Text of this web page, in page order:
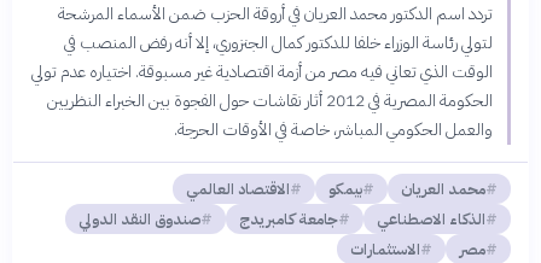
تردد اسم الدكتور محمد العريان في أروقة الحزب ضمن الأسماء المرشحة
لتولي رئاسة الوزراء خلفا للدكتور كمال الجنزوري، إلا أنه رفض المنصب في
الوقت الذي تعاني فيه مصر من أزمة اقتصادية غير مسبوقة. اختياره عدم تولي
الحكومة المصرية في 2012 أثار نقاشات حول الفجوة بين الخبراء النظريين
والعمل الحكومي المباشر، خاصة في الأوقات الحرجة.
محمد العريان بيمكو
الاقتصاد العالمي
الذكاء الاصطناعي
جامعة كامبريدج
صندوق النقد الدولي
مصر
الاستثمارات